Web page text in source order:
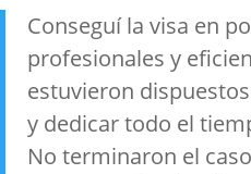
Conseguí la visa en
profesionales y
estuvieron dispuestos a
y dedicar todo el
No terminaron el caso